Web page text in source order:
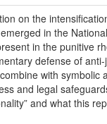
on the
in the
in the punitive
defense of
with
and legal
and what this